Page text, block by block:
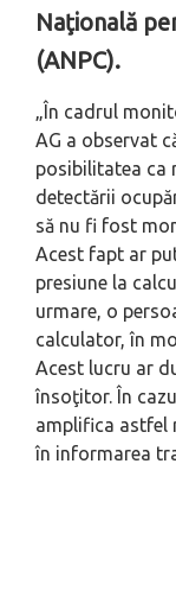
Naţională
(ANPC).
„În cadrul
AG a observat
posibilitatea ca
detectării
să nu fi fost
Acest fapt ar
presiune la
urmare, o
calculator, în
Acest lucru ar
însoţitor. În
amplifica astfel
în informarea